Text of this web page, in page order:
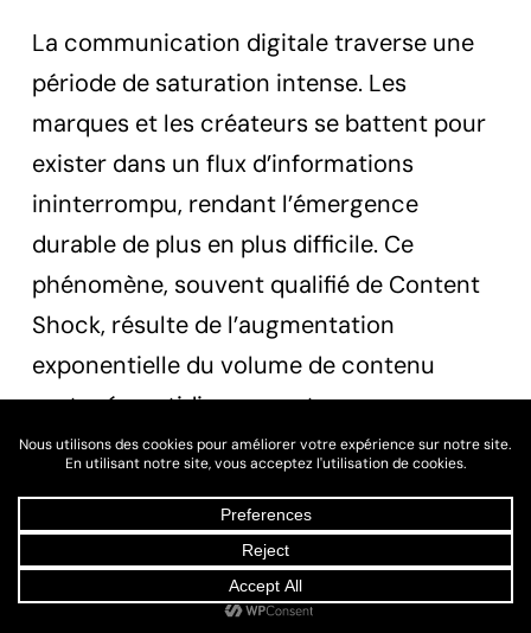
La communication digitale traverse une
période de saturation intense. Les
marques et les créateurs se battent pour
exister dans un flux d’informations
ininterrompu, rendant l’émergence
durable de plus en plus difficile. Ce
phénomène, souvent qualifié de Content
Shock, résulte de l’augmentation
exponentielle du volume de contenu
partagé quotidiennement.
Aujourd’hui, avec plus de 5 milliards
d’utilisateurs passant en moyenne 2h23
par jour sur les plateformes, chaque
individu est bombardé d’informations.